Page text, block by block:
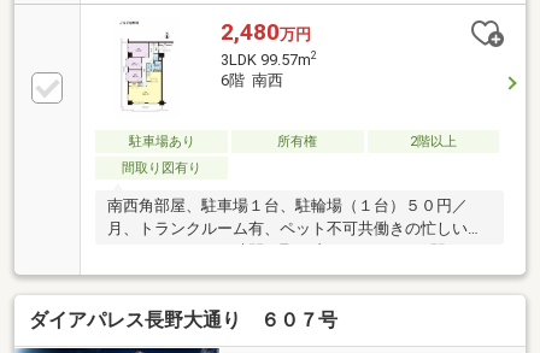
ーンに不安事ございませんか？弊社はお客様に合った
ローンのご提案いたします♪【月額費用】管理組合管
理費：5000円駐車場：2700円駐輪場（3台）：150円住
宅会管理費：7900円修繕積立金：13070円駐車場修繕
積立金：10330円 合計39150円【備考】・ペット不
可・現状渡し・引渡時期 即可能＊エアコン故障して
います。
2,480万円
3LDK 99.57m2
6階 南西
駐車場あり 所有権
2階以上
間取り図有り
南西角部屋、駐車場１台、駐輪場（１台）５０円／
月、トランクルーム有、ペット不可共働きの忙しい毎
日に、ゆとりある時間を取り戻しませんか。■駅チカ
のスマートな暮らし信濃吉田駅まで歩いて２分の好立
地。長野駅へのアクセスも良く、平日の通勤通学の負
担をグッと軽減。■休日は家族でお出かけ周辺にはス
ーパーや商業施設が充実。休日は長野駅周辺でのショ
ダイアパレス長野大通り ６０７号